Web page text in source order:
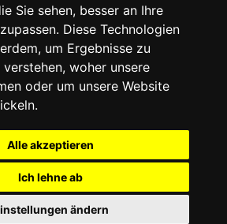
Sie sehen, besser an Ihre
Diese Technologien
um Ergebnisse zu
verstehen, woher unsere
oder um unsere Website
Alle akzeptieren
Ich lehne ab
ändern